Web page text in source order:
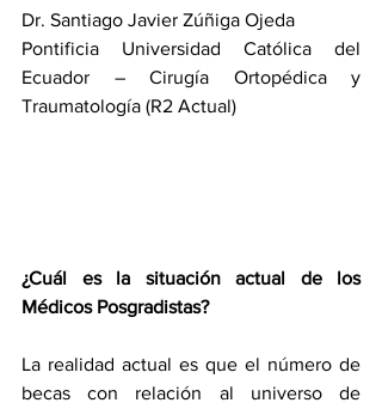
Dr. Santiago Javier Zúñiga Ojeda
Pontificia Universidad Católica del
Ecuador – Cirugía Ortopédica y
Traumatología (R2 Actual)
¿Cuál es la situación actual de los
Médicos Posgradistas?
La realidad actual es que el número de
becas con relación al universo de